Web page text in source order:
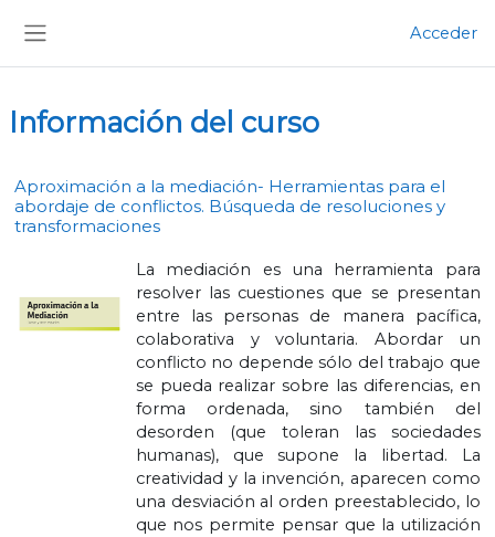
Acceder
Información del curso
Aproximación a la mediación- Herramientas para el
abordaje de conflictos. Búsqueda de resoluciones y
transformaciones
La mediación es una herramienta para
resolver las cuestiones que se presentan
entre las personas de manera pacífica,
colaborativa y voluntaria. Abordar un
conflicto no depende sólo del trabajo que
se pueda realizar sobre las diferencias, en
forma ordenada, sino también del
desorden (que toleran las sociedades
humanas), que supone la libertad. La
creatividad y la invención, aparecen como
una desviación al orden preestablecido, lo
que nos permite pensar que la utilización